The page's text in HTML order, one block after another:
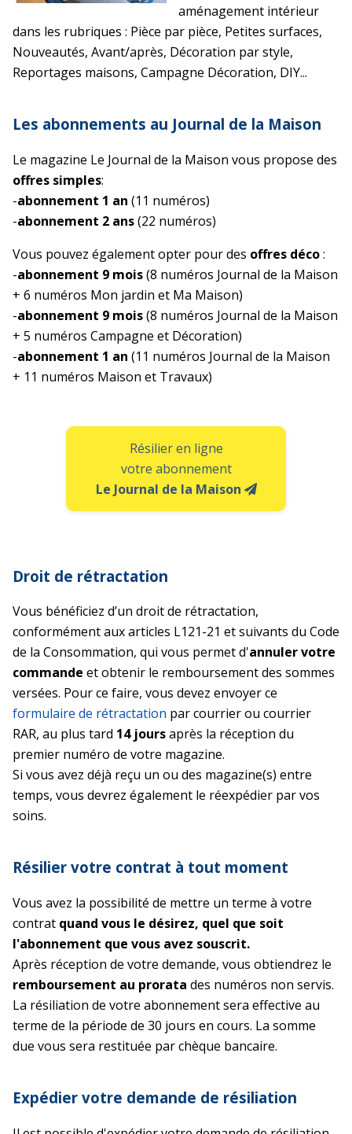
aménagement intérieur
dans les rubriques : Pièce par pièce, Petites surfaces,
Nouveautés, Avant/après, Décoration par style,
Reportages maisons, Campagne Décoration, DIY...
Les abonnements au Journal de la Maison
Le magazine Le Journal de la Maison vous propose des
offres simples:
-abonnement 1 an (11 numéros)
-abonnement 2 ans(22 numéros)
Vous pouvez également opter pour des offres déco:
-abonnement 9 mois(8 numéros Journal de la Maison
+ 6 numéros Mon jardin et Ma Maison)
-abonnement 9 mois(8 numéros Journal de la Maison
+ 5 numéros Campagne et Décoration)
-abonnement 1 an (11 numéros Journal de la Maison
+ 11 numéros Maison et Travaux)
Résilier en ligne
votre abonnement
Le Journal de la Maison
Droit de rétractation
Vous bénéficiez d’un droit de rétractation,
conformément aux articles L121-21 et suivants du Code
de la Consommation, qui vous permet d'annuler votre
commande et obtenir le remboursement des sommes
versées. Pour ce faire, vous devez envoyer ce
formulaire de rétractation par courrier ou courrier
RAR, au plus tard 14 joursaprès la réception du
premier numéro de votre magazine.
Si vous avez déjà reçu un ou des magazine(s) entre
temps, vous devrez également le réexpédier par vos
soins.
Résilier votre contrat à tout moment
Vous avez la possibilité de mettre un terme à votre
contrat quand vous le désirez, quel que soit
l'abonnement que vous avez souscrit.
Après réception de votre demande, vous obtiendrez le
remboursement au prorata des numéros non servis.
La résiliation de votre abonnement sera effective au
terme de la période de 30 jours en cours. La somme
due vous sera restituée par chèque bancaire.
Expédier votre demande de résiliation